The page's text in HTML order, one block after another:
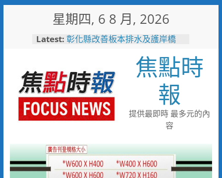
星期四, 6 8 月, 2026
Latest: 彰化縣改善板本排水及護岸橋
小米之家進駐高雄義享時尚廣
場 父親節開幕祭三重超狂優惠
少子化時代的地方解方！彰化市
未婚聯誼6年促成10對佳偶
彰化縣長參選人魏平政率議員團
隊攜手造勢 盼翻轉彰化打造新
局
敲敲門讓愛傳進門 彰化縣獨居
焦點時
報
提供最即時 最多元的內
容